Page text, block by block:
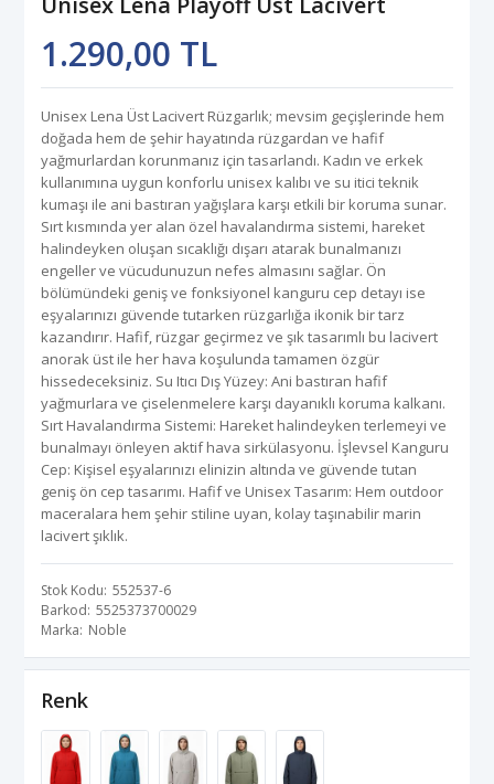
1.290,00 TL
Unisex Lena Üst Lacivert Rüzgarlık; mevsim geçişlerinde hem
doğada hem de şehir hayatında rüzgardan ve hafif
yağmurlardan korunmanız için tasarlandı. Kadın ve erkek
kullanımına uygun konforlu unisex kalıbı ve su itici teknik
kumaşı ile ani bastıran yağışlara karşı etkili bir koruma sunar.
Sırt kısmında yer alan özel havalandırma sistemi, hareket
halindeyken oluşan sıcaklığı dışarı atarak bunalmanızı
engeller ve vücudunuzun nefes almasını sağlar. Ön
bölümündeki geniş ve fonksiyonel kanguru cep detayı ise
eşyalarınızı güvende tutarken rüzgarlığa ikonik bir tarz
kazandırır. Hafif, rüzgar geçirmez ve şık tasarımlı bu lacivert
anorak üst ile her hava koşulunda tamamen özgür
hissedeceksiniz. Su Itıcı Dış Yüzey: Ani bastıran hafif
yağmurlara ve çiselenmelere karşı dayanıklı koruma kalkanı.
Sırt Havalandırma Sistemi: Hareket halindeyken terlemeyi ve
bunalmayı önleyen aktif hava sirkülasyonu. İşlevsel Kanguru
Cep: Kişisel eşyalarınızı elinizin altında ve güvende tutan
geniş ön cep tasarımı. Hafif ve Unisex Tasarım: Hem outdoor
maceralara hem şehir stiline uyan, kolay taşınabilir marin
lacivert şıklık.
Stok Kodu 552537-6
Barkod 5525373700029
Marka Noble
Renk